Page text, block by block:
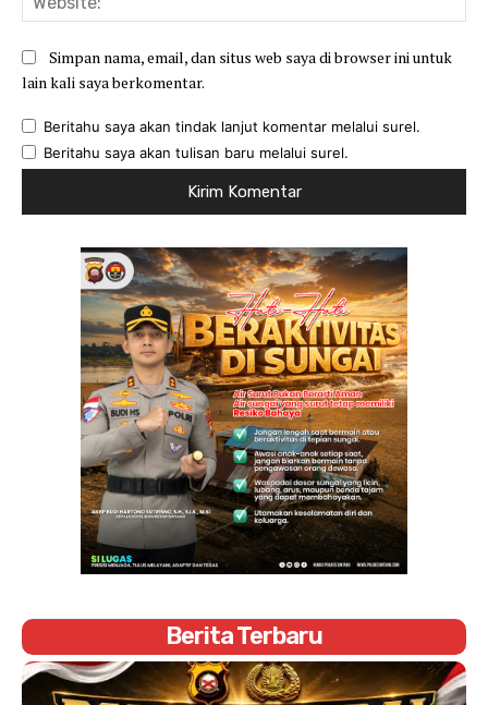
Simpan nama, email, dan situs web saya di browser ini untuk
lain kali saya berkomentar.
Beritahu saya akan tindak lanjut komentar melalui surel.
Beritahu saya akan tulisan baru melalui surel.
Berita Terbaru